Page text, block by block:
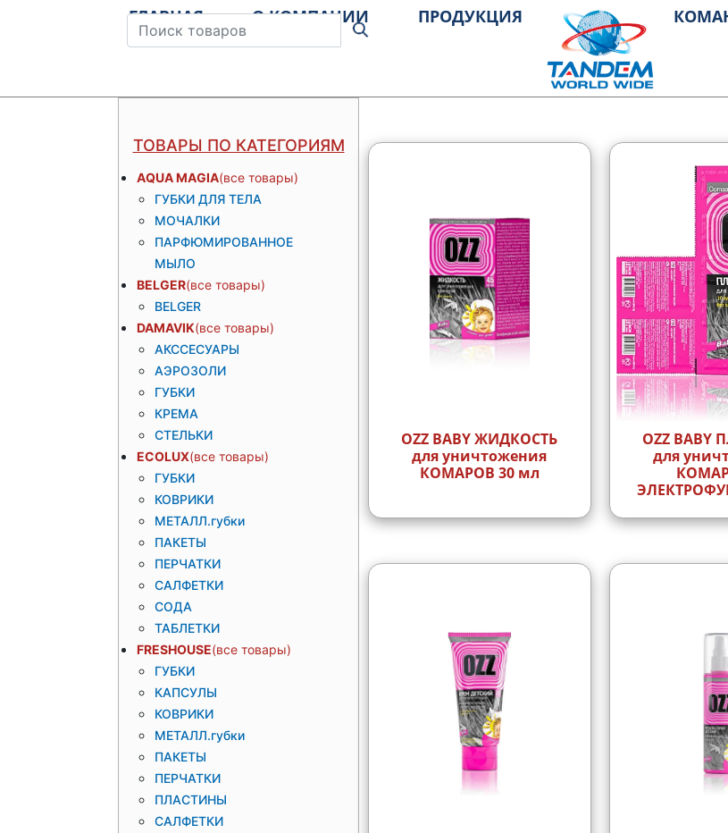
ГЛАВНАЯ О КОМПАНИИ ПРОДУКЦИЯ
ТОВАРЫ ПО КАТЕГОРИЯМ
AQUA MAGIA
ГУБКИ ДЛЯ ТЕЛА
МОЧАЛКИ
ПАРФЮМИРОВАННОЕ
МЫЛО
BELGER
BELGER
DAMAVIK
АКССЕСУАРЫ
АЭРОЗОЛИ
ГУБКИ
КРЕМА
СТЕЛЬКИ
ECOLUX
ГУБКИ
КОВРИКИ
МЕТАЛЛ.губки
ПАКЕТЫ
ПЕРЧАТКИ
САЛФЕТКИ
СОДА
ТАБЛЕТКИ
FRESHOUSE
ГУБКИ
КАПСУЛЫ
КОВРИКИ
МЕТАЛЛ.губки
ПАКЕТЫ
ПЕРЧАТКИ
ПЛАСТИНЫ
САЛФЕТКИ
OZZ BABY ЖИДКОСТЬ
для уничтожения
КОМАРОВ 30 мл
OZZ BABY ПЛАСТИНЫ
для